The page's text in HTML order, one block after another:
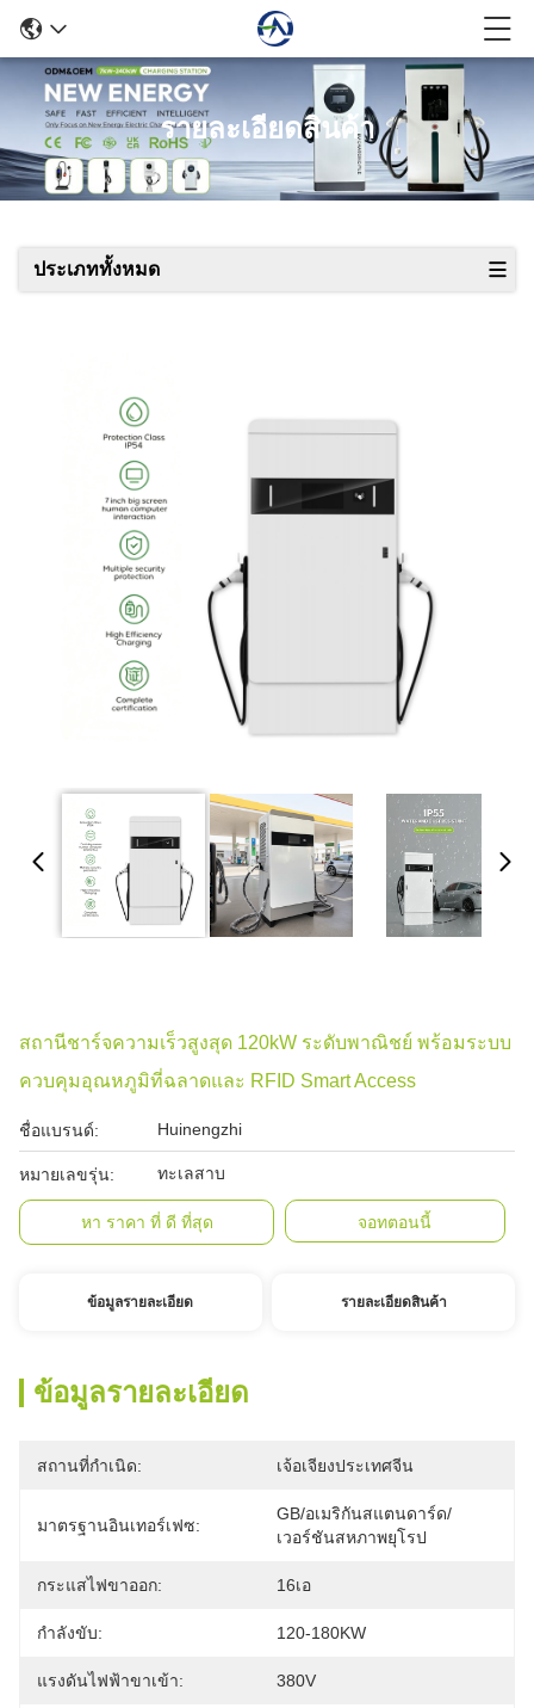
รายละเอียดสินค้า
ประเภททั้งหมด
สถานีชาร์จความเร็วสูงสุด 120kW ระดับพาณิชย์ พร้อมระบบ
ควบคุมอุณหภูมิที่ฉลาดและ RFID Smart Access
ชื่อแบรนด์: Huinengzhi
หมายเลขรุ่น: ทะเลสาบ
หา ราคา ที่ ดี ที่สุด จอทตอนนี้
ข้อมูลรายละเอียด รายละเอียดสินค้า
ข้อมูลรายละเอียด
สถานที่กำเนิด: เจ้อเจียงประเทศจีน
มาตรฐานอินเทอร์เฟซ:
GB/อเมริกันสแตนดาร์ด/
เวอร์ชันสหภาพยุโรป
กระแสไฟขาออก: 16เอ
กำลังขับ: 120-180KW
แรงดันไฟฟ้าขาเข้า: 380V